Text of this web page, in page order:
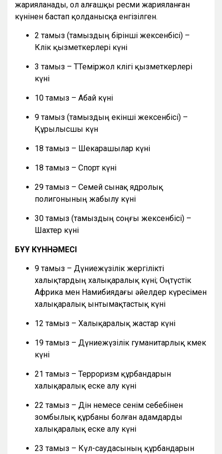
жарияланады, ол алғашқы ресми жарияланған
күнінен бастап қолданысқа енгізілген.
2 тамыз (тамыздың бірінші жексенбісі) –
Көлік қызметкерлері күні
3 тамыз – ТТеміржол көлігі қызметкерлері
күні
10 тамыз – Абай күні
9 тамыз (тамыздың екінші жексенбісі) –
Құрылысшы күн
18 тамыз – Шекарашылар күні
18 тамыз – Спорт күні
29 тамыз – Семей сынақ ядролық
полигонының жабылу күні
30 тамыз (тамыздың соңғы жексенбісі) –
Шахтер күні
БҰҰ КҮННӘМЕСІ
9 тамыз – Дүниежүзілік жергілікті
халықтардың халықаралық күні; Оңтүстік
Африка мен Намибиядағы әйелдер күресімен
халықаралық ынтымақтастық күні
12 тамыз – Халықаралық жастар күні
19 тамыз – Дүниежүзілік гуманитарлық көмек
күні
21 тамыз – Терроризм құрбандарын
халықаралық еске алу күні
22 тамыз – Дін немесе сенім себебінен
зомбылық құрбаны болған адамдарды
халықаралық еске алу күні
23 тамыз – Күл-саудасының құрбандарын